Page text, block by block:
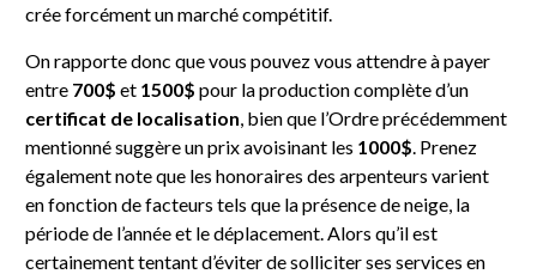
crée forcément un marché compétitif.
On rapporte donc que vous pouvez vous attendre à payer
entre 700$et 1500$ pour la production complète d’un
certificat de localisation , bien que l’Ordre précédemment
mentionné suggère un prix avoisinant les 1000$ . Prenez
également note que les honoraires des arpenteurs varient
en fonction de facteurs tels que la présence de neige, la
période de l’année et le déplacement. Alors qu’il est
certainement tentant d’éviter de solliciter ses services en